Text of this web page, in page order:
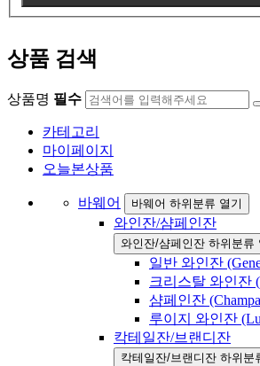
상품 검색
상품명 필수
카테고리
마이페이지
오늘본상품
바웨어 바웨어 하위분류 열기
와인잔/샴페인잔
와인잔/샴페인잔 하위분류
일반 와인잔
크리스탈 와인잔
샴페인잔
루이지 와인잔
칵테일잔/브랜디잔
칵테일잔/브랜디잔 하위분